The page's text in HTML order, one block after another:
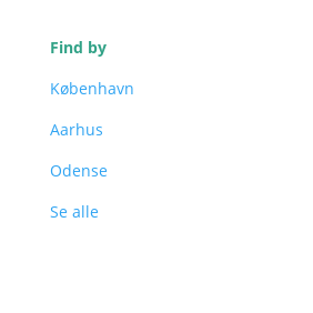
Find by
København
Aarhus
Odense
Se alle